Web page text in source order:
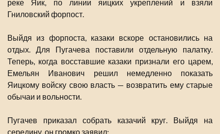
реке Яик, по линии яицких укреплений и взяли
Гниловский форпост.
Выйдя из форпоста, казаки вскоре остановились на
отдых. Для Пугачева поставили отдельную палатку.
Теперь, когда восставшие казаки признали его царем,
Емельян Иванович решил немедленно показать
Яицкому войску свою власть — возвратить ему старые
обычаи и вольности.
Пугачев приказал собрать казачий круг. Выйдя на
середину, он громко заявил: